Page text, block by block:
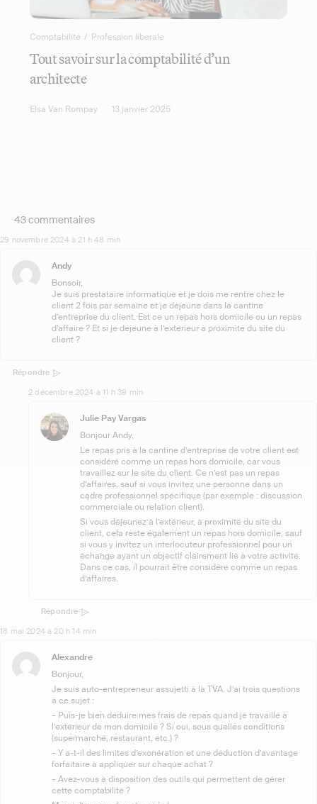
Comptabilité / Profession libérale
Tout savoir sur la comptabilité d’un
architecte
Elsa Van Rompay 13 janvier 2025
43 commentaires
29 novembre 2024 à 21 h 48 min
Andy
Bonsoir,
Je suis prestataire informatique et je dois me rentre chez le
client 2 fois par semaine et je déjeune dans la cantine
d’entreprise du client. Est ce un repas hors domicile ou un repas
d’affaire ? Et si je déjeune à l’extérieur à proximité du site du
client ?
Répondre
2 décembre 2024 à 11 h 39 min
Julie Pay Vargas
Bonjour Andy,
Le repas pris à la cantine d’entreprise de votre client est
considéré comme un repas hors domicile, car vous
travaillez sur le site du client. Ce n’est pas un repas
d’affaires, sauf si vous invitez une personne dans un
cadre professionnel spécifique (par exemple : discussion
commerciale ou relation client).
Si vous déjeunez à l’extérieur, à proximité du site du
client, cela reste également un repas hors domicile, sauf
si vous y invitez un interlocuteur professionnel pour un
échange ayant un objectif clairement lié à votre activité.
Dans ce cas, il pourrait être considéré comme un repas
d’affaires.
Répondre
18 mai 2024 à 20 h 14 min
Alexandre
Bonjour,
Je suis auto-entrepreneur assujetti à la TVA. J’ai trois questions
à ce sujet :
– Puis-je bien déduire mes frais de repas quand je travaille à
l’extérieur de mon domicile ? Si oui, sous quelles conditions
(supermarché, restaurant, etc.) ?
– Y a-t-il des limites d’exonération et une déduction d’avantage
forfaitaire à appliquer sur chaque achat ?
– Avez-vous à disposition des outils qui permettent de gérer
cette comptabilité ?